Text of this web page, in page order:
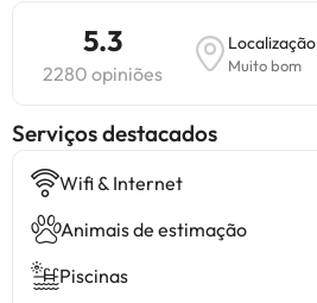
5.3
2280 opiniões
Localização
Muito bom
Serviços destacados
Wifi & Internet
Animais de estimação
Piscinas